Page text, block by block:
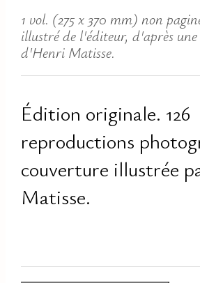
1 vol. (275 x 370 mm) non
illustré de l'éditeur, d'après
d'Henri Matisse.
Édition originale. 126
reproductions
couverture illustrée
Matisse.